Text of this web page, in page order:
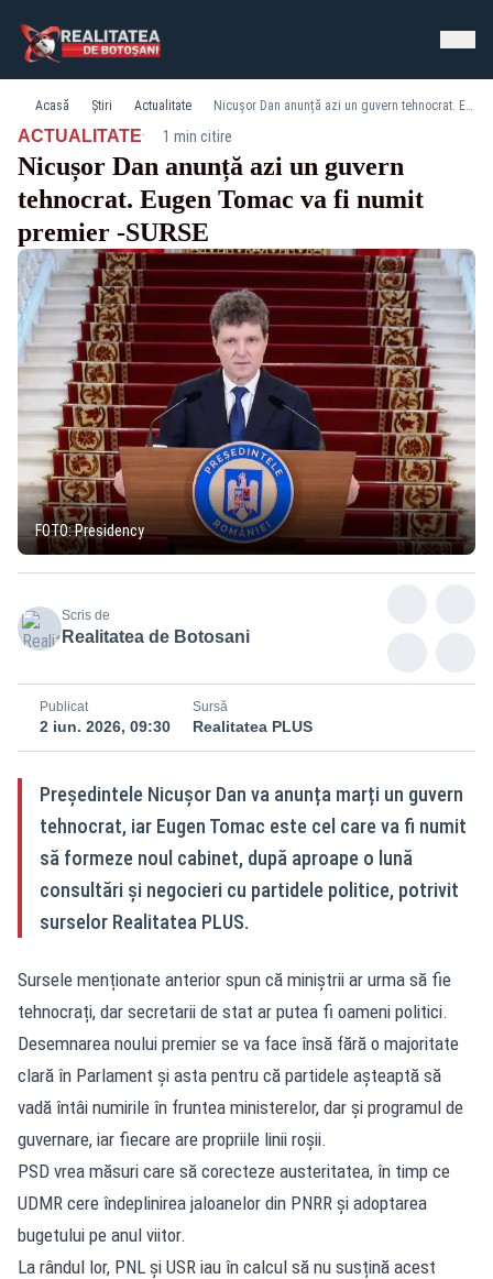
Acasă Știri Actualitate Nicușor Dan anunță azi un guvern tehnocrat. Eugen Tomac va fi numit premier -SURSE
ACTUALITATE· 1 min citire
Nicușor Dan anunță azi un guvern
tehnocrat. Eugen Tomac va fi numit
premier -SURSE
FOTO: Presidency
Scris de
Realitatea de Botosani
Publicat
2 iun. 2026, 09:30
Sursă
Realitatea PLUS
Președintele Nicușor Dan va anunța marți un guvern
tehnocrat, iar Eugen Tomac este cel care va fi numit
să formeze noul cabinet, după aproape o lună
consultări și negocieri cu partidele politice, potrivit
surselor Realitatea PLUS.
Sursele menționate anterior spun că miniștrii ar urma să fie
tehnocrați, dar secretarii de stat ar putea fi oameni politici.
Desemnarea noului premier se va face însă fără o majoritate
clară în Parlament și asta pentru că partidele așteaptă să
vadă întâi numirile în fruntea ministerelor, dar și programul de
guvernare, iar fiecare are propriile linii roșii.
PSD vrea măsuri care să corecteze austeritatea, în timp ce
UDMR cere îndeplinirea jaloanelor din PNRR și adoptarea
bugetului pe anul viitor.
La rândul lor, PNL și USR iau în calcul să nu susțină acest